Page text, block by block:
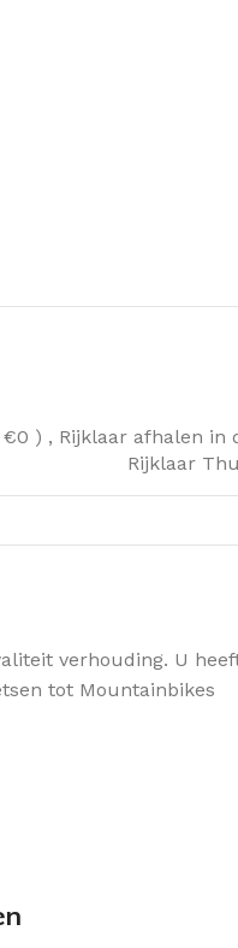
€0 ) , Rijklaar afhalen in
Rijklaar
verhouding. U
tot Mountainbikes